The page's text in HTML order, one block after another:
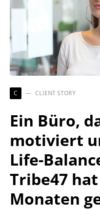
C CLIENT STORY
Ein Büro,
motiviert
Life-
Tribe47
Monaten